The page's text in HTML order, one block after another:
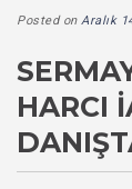
Posted on Aralık
HARCI